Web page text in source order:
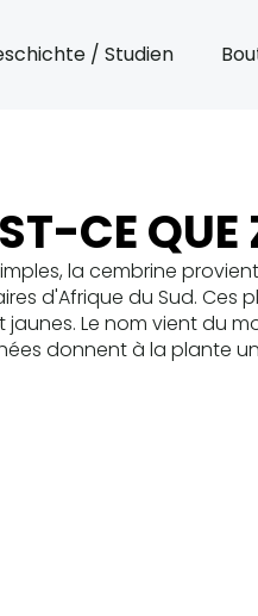
/ Studien
CE QUE
la cembrine
d'Afrique du Sud. Ces
jaunes. Le nom vient du
donnent à la plante